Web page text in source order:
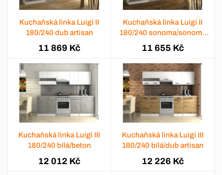
Kuchaňská linka Luigi II
180/240 dub artisan
11 869 Kč
Kuchaňská linka Luigi II
180/240 sonoma/sonoma
tabaco
11 655 Kč
Kuchaňská linka Luigi III
180/240 bílá/beton
12 012 Kč
Kuchaňská linka Luigi III
180/240 bílá/dub artisan
12 226 Kč